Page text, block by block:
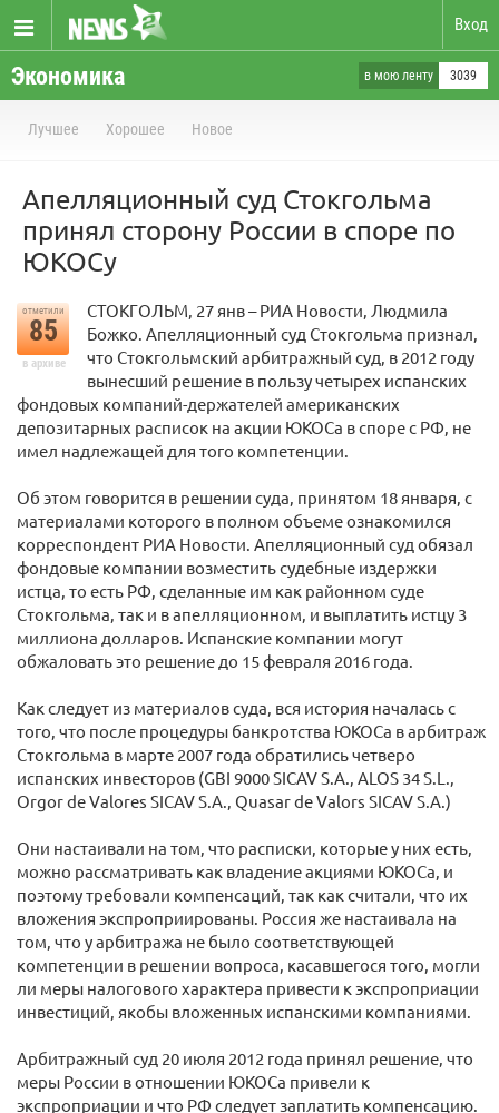
Вход
Экономика в мою ленту 3039
Лучшее Хорошее Новое
Апелляционный суд Стокгольма
принял сторону России в споре по
ЮКОСу
отметили
85
в архиве
СТОКГОЛЬМ, 27 янв – РИА Новости, Людмила
Божко. Апелляционный суд Стокгольма признал,
что Стокгольмский арбитражный суд, в 2012 году
вынесший решение в пользу четырех испанских
фондовых компаний-держателей американских
депозитарных расписок на акции ЮКОСа в споре с РФ, не
имел надлежащей для того компетенции.
Об этом говорится в решении суда, принятом 18 января, с
материалами которого в полном объеме ознакомился
корреспондент РИА Новости. Апелляционный суд обязал
фондовые компании возместить судебные издержки
истца, то есть РФ, сделанные им как районном суде
Стокгольма, так и в апелляционном, и выплатить истцу 3
миллиона долларов. Испанские компании могут
обжаловать это решение до 15 февраля 2016 года.
Как следует из материалов суда, вся история началась с
того, что после процедуры банкротства ЮКОСа в арбитраж
Стокгольма в марте 2007 года обратились четверо
испанских инвесторов (GBI 9000 SICAV S.A., ALOS 34 S.L.,
Orgor de Valores SICAV S.A., Quasar de Valors SICAV S.A.)
Они настаивали на том, что расписки, которые у них есть,
можно рассматривать как владение акциями ЮКОСа, и
поэтому требовали компенсаций, так как считали, что их
вложения экспроприированы. Россия же настаивала на
том, что у арбитража не было соответствующей
компетенции в решении вопроса, касавшегося того, могли
ли меры налогового характера привести к экспроприации
инвестиций, якобы вложенных испанскими компаниями.
Арбитражный суд 20 июля 2012 года принял решение, что
меры России в отношении ЮКОСа привели к
экспроприации и что РФ следует заплатить компенсацию.